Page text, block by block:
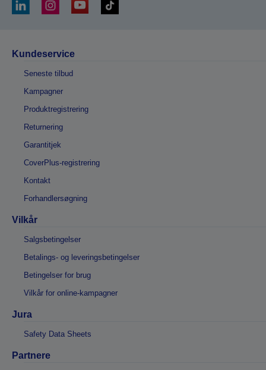
Kundeservice
Seneste tilbud
Kampagner
Produktregistrering
Returnering
Garantitjek
CoverPlus-registrering
Kontakt
Forhandlersøgning
Vilkår
Salgsbetingelser
Betalings- og leveringsbetingelser
Betingelser for brug
Vilkår for online-kampagner
Jura
Safety Data Sheets
Partnere